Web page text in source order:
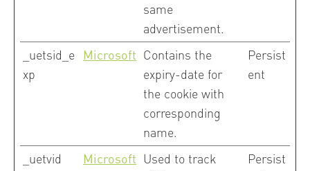
same
advertisement.
_uetsid_e
xp
Microsoft Contains the
expiry-date for
the cookie with
corresponding
name.
Persist
ent
_uetvid Microsoft Used to track
Persist